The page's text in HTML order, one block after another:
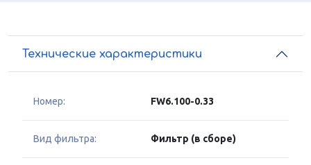
Технические характеристики
Номер: FW6.100-0.33
Вид фильтра: Фильтр (в сборе)